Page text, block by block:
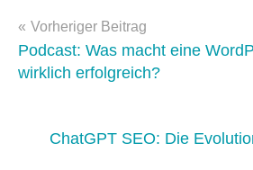
6.8
Beitragsnavigation
Vorheriger Beitrag
Podcast: Was macht eine
wirklich erfolgreich?
ChatGPT SEO: Die